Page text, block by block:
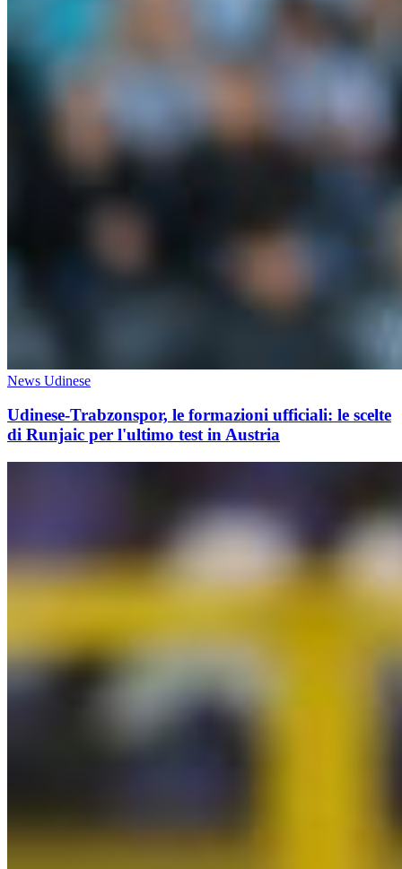
News Udinese
Udinese-Trabzonspor, le formazioni ufficiali: le scelte
di Runjaic per l'ultimo test in Austria